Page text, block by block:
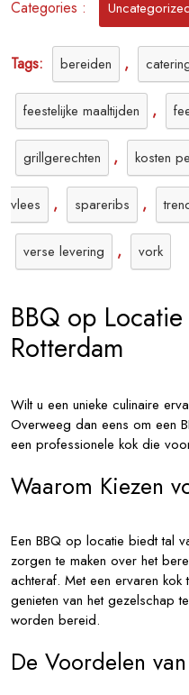
Categories :
Tags: bereiden ,
feestelijke maaltijden ,
grillgerechten , kosten
vlees , spareribs ,
verse levering , vork
BBQ op
Rotterdam
Wilt u een unieke culinaire
Overweeg dan eens om een
een professionele kok die
Waarom Kiezen
Een BBQ op locatie biedt tal
zorgen te maken over het
achteraf. Met een ervaren kok
genieten van het gezelschap
worden bereid.
De Voordelen